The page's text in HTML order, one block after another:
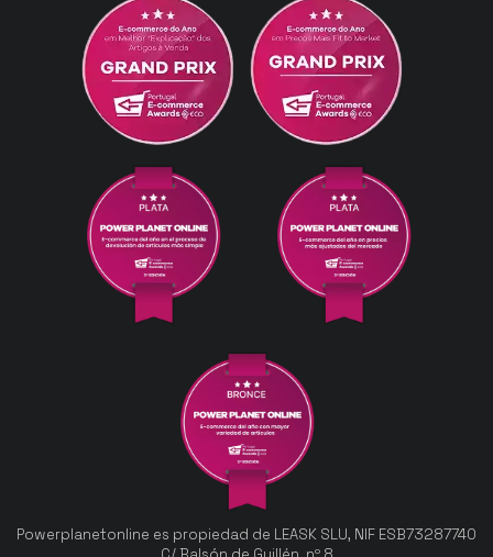
Powerplanetonline es propiedad de LEASK SLU, NIF ESB73287740